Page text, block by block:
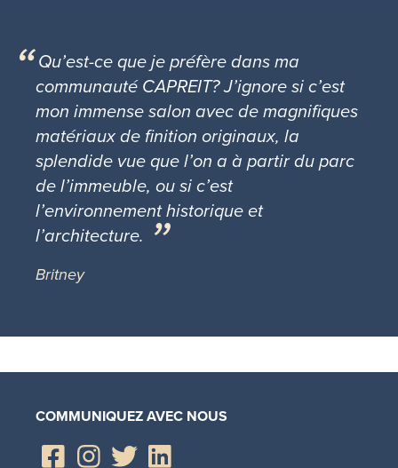
Qu’est-ce que je préfère dans ma
communauté CAPREIT? J’ignore si c’est
mon immense salon avec de magnifiques
matériaux de finition originaux, la
splendide vue que l’on a à partir du parc
de l’immeuble, ou si c’est
l’environnement historique et
l’architecture.
Britney
COMMUNIQUEZ AVEC NOUS